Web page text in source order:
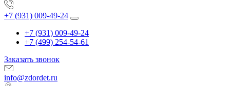
+7 (931) 009-49-24
+7 (931) 009-49-24
+7 (499) 254-54-61
Заказать звонок
info@zdordet.ru